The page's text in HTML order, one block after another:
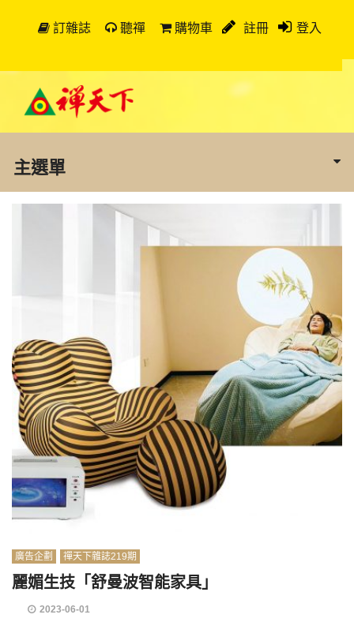
訂雜誌 聽禪 購物車 註冊 登入
主選單
廣告企劃 禪天下雜誌219期
麗媚生技「舒曼波智能家具」
2023-06-01